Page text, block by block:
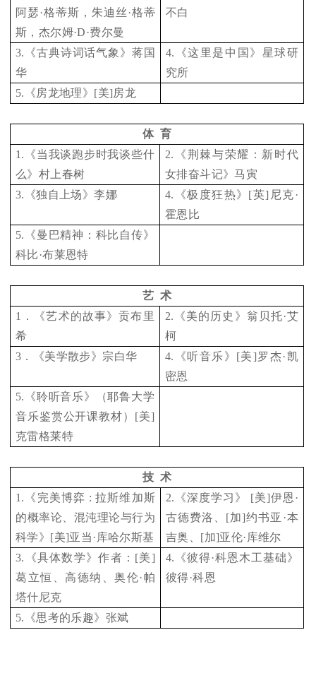
阿瑟·格蒂斯，朱迪丝·格蒂
斯，杰尔姆·D·费尔曼
不白
3.
《古典诗词话气象》蒋国
华
4.
《这里是中国》星球研
究所
5.
《房龙地理》[美]房龙
体 育
1.
《当我谈跑步时我谈些什
么》村上春树
2.
《荆棘与荣耀：新时代
女排奋斗记》马寅
3.
《独自上场》李娜 4.
《极度狂热》[英]尼克·
霍恩比
5.
《曼巴精神：科比自传》
科比·布莱恩特
艺 术
1
．《艺术的故事》贡布里
希
2.
《美的历史》翁贝托·艾
柯
3 ．《美学散步》宗白华 4.
《听音乐》[美]罗杰·凯
密恩
5.
《聆听音乐》（耶鲁大学
音乐鉴赏公开课教材）[美]
克雷格莱特
技 术
1.
《完美博弈 : 拉斯维加斯
的概率论、混沌理论与行为
科学》[美]亚当·库哈尔斯基
2.
《深度学习》 [美]伊恩·
古德费洛、[加]约书亚·本
吉奥、[加]亚伦·库维尔
3.
《具体数学》作者：[美]
葛立恒、高德纳、奥伦·帕
塔什尼克
4.
《彼得·科恩木工基础》
彼得·科恩
5. 《思考的乐趣》张斌